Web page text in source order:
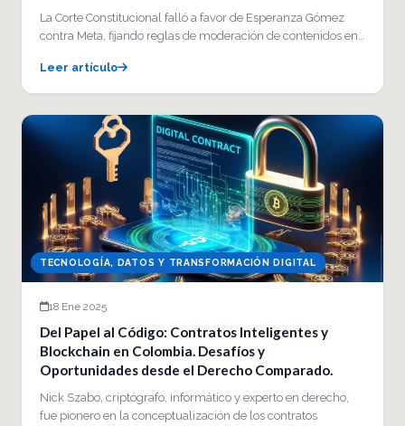
La Corte Constitucional falló a favor de Esperanza Gómez
contra Meta, fijando reglas de moderación de contenidos en…
Leer artículo
TECNOLOGÍA, DATOS Y TRANSFORMACIÓN DIGITAL
18 Ene 2025
Del Papel al Código: Contratos Inteligentes y
Blockchain en Colombia. Desafíos y
Oportunidades desde el Derecho Comparado.
Nick Szabo, criptógrafo, informático y experto en derecho,
fue pionero en la conceptualización de los contratos